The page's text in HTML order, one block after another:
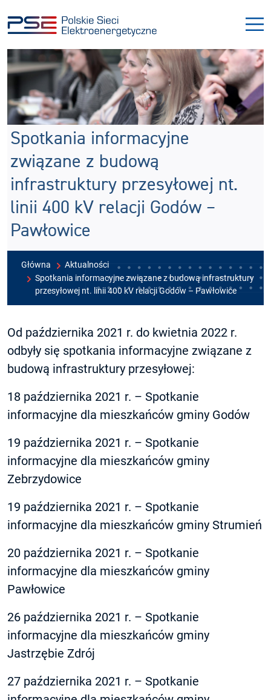
do
menu
do
treści
Spotkania informacyjne
związane z budową
infrastruktury przesyłowej nt.
linii 400 kV relacji Godów –
Pawłowice
Główna
Aktualności
Spotkania informacyjne związane z budową infrastruktury
przesyłowej nt. linii 400 kV relacji Godów – Pawłowice
Od października 2021 r. do kwietnia 2022 r.
odbyły się spotkania informacyjne związane z
budową infrastruktury przesyłowej:
18 października 2021 r. – Spotkanie
informacyjne dla mieszkańców gminy Godów
19 października 2021 r. – Spotkanie
informacyjne dla mieszkańców gminy
Zebrzydowice
19 października 2021 r. – Spotkanie
informacyjne dla mieszkańców gminy Strumień
20 października 2021 r. – Spotkanie
informacyjne dla mieszkańców gminy
Pawłowice
26 października 2021 r. – Spotkanie
informacyjne dla mieszkańców gminy
Jastrzębie Zdrój
27 października 2021 r. – Spotkanie